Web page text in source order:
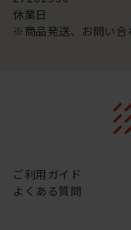
休業日
※商品発送、お問い合
ご利用ガイド
よくある質問